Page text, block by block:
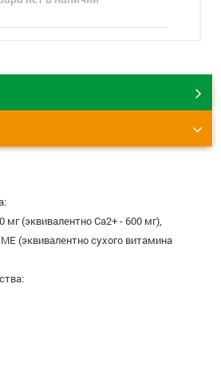
мг (эквивалентно Са2+ - 600 мг),
(эквивалентно сухого витамина